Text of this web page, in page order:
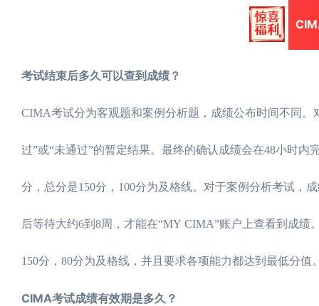
考试结束后多久可以查到成绩？
CIMA考试分为客观题和案例分析题，成绩公布时间不同。
过”或“未通过”的暂定结果。最终的确认成绩会在48小时
分，总分是150分，100分为及格线。对于案例分析考试，
后等待大约6到8周，才能在“MY CIMA”账户上查看到成绩
150分，80分为及格线，并且要求各项能力都达到最低分值
CIMA考试成绩有效期是多久？